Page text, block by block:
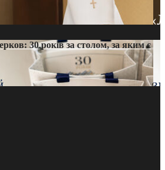
30 років за столом, за яким є